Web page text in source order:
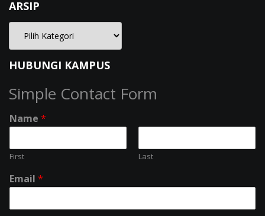
ARSIP
HUBUNGI KAMPUS
Simple Contact Form
Name *
First Last
Email *